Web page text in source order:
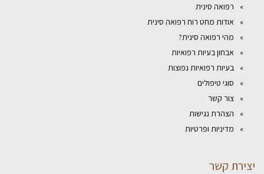
רפואה סינית
אודות מחט רוח רפואה סינית
מהי רפואה סינית?
אבחון בעיות רפואיות
בעיות רפואיות נפוצות
סוגי טיפולים
צור קשר
הצהרת נגישות
מדיניות ופרטיות
יצירת קשר